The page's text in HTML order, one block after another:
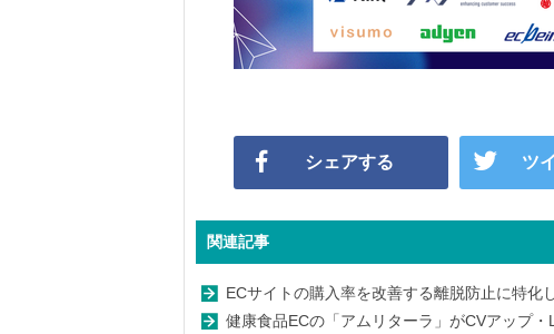
シェアする ツ
関連記事
ECサイトの購入率を改善する離脱防止に特化
健康食品ECの「アムリターラ」がCVアップ・